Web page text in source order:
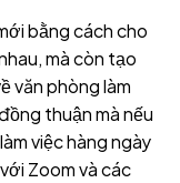
bằng cách cho
mà còn tạo
văn phòng làm
thuận mà nếu
việc hàng ngày
Zoom và các